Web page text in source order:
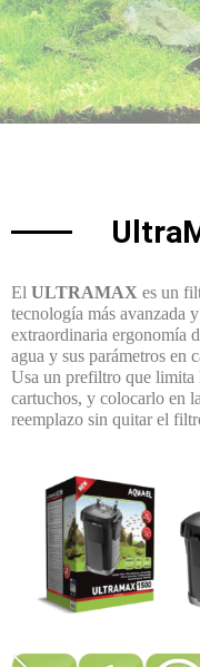
El ULTRAMAX es un
tecnología más avanzada
extraordinaria ergonomía
agua y sus parámetros en
Usa un prefiltro que limita
cartuchos, y colocarlo en
reemplazo sin quitar el